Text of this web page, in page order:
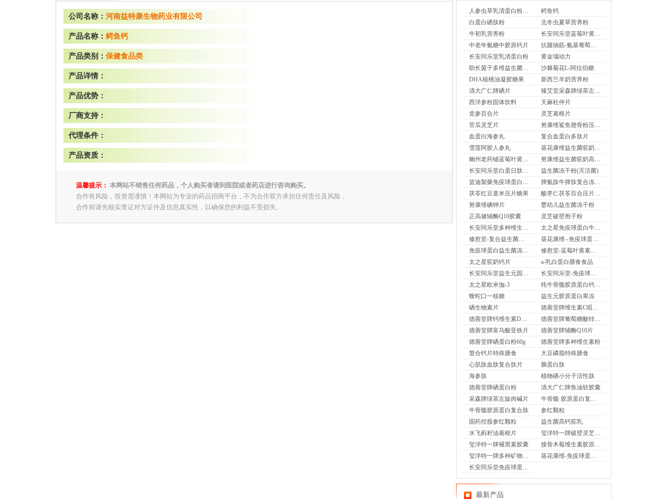
公司名称： 河南益特康生物药业有限公司
产品名称： 鳄鱼钙
产品类别： 保健食品类
产品详情：
产品优势：
厂商支持：
代理条件：
产品资质：
温馨提示： 本网站不销售任何药品，个人购买者请到医院或者药店进行咨询购买。
合作有风险，投资需谨慎！本网站为专业的药品招商平台，不为合作双方承担任何责任及风险，
合作前请先核实查证对方证件及信息真实性，以确保您的利益不受损失。
人参虫草乳清蛋白粉免疫球蛋白
鳄鱼钙
白蛋白硒肽粉
北冬虫夏草营养粉
牛初乳营养粉
长安同乐堂蓝莓叶黄素酯片
中老年氨糖中胶原钙片
抗腿抽筋-氨基葡萄糖钙片
长安同乐堂乳清蛋白粉
黄金瑙动力
助长茵子多维益生菌驼奶高钙片
沙棘菊花L-阿拉伯糖
DHA核桃油凝胶糖果
新西兰羊奶营养粉
清大广仁牌硒片
臻艾堂采森牌绿茶左旋肉碱片
西洋参粉固体饮料
天麻杜仲片
党参百合片
灵芝葛根片
苦瓜灵芝片
努康维鲨鱼翅骨粉压片糖果
血蛋白海参丸
复合血蛋白多肽片
雪莲阿胶人参丸
葵花康维益生菌驼奶高钙片
幽州老药铺蓝莓叶黄素酯压片糖果
努康维益生菌驼奶高钙片
长安同乐堂白蛋日肽特殊膳食食品
益生菌冻干粉(灭活菌)
篮迪製藥免疫球蛋白益生菌冻干粉
脾氨肽牛脾肽复合冻干粉片压片糖果
茯苓红豆薏米压片糖果
酸枣仁茯苓百合压片糖果
努康维碘钾片
婴幼儿益生菌冻干粉
正高健辅酶Q10胶囊
灵芝破壁孢子粉
长安同乐堂多种维生素矿物质颗粒
太之星免疫球蛋白牛初乳益生菌冻干粉
修愈堂-复合益生菌冻干粉
葵花康维--免疫球蛋白益生菌冻干粉
免疫球蛋白益生菌冻干粉升级版
修愈堂-蓝莓叶黄素酯片
太之星驼奶钙片
a-乳白蛋白膳食食品
长安同乐堂益生元固体饮料
长安同乐堂-免疫球蛋白益生菌冻干粉
太之星欧米伽-3
牦牛骨髓胶原蛋白钙压片糖果
蝮蛇口一核糖
益生元胶原蛋白果冻
硒生物素片
德善堂牌维生素C咀嚼片
德善堂牌钙维生素D咀嚼片
德善堂牌葡萄糖酸锌咀嚼片
德善堂牌富马酸亚铁片
德善堂牌辅酶Q10片
德善堂牌硒蛋白粉60g
德善堂牌多种维生素粉
螯合钙片特殊膳食
大豆磷脂特殊膳食
心肌肽血肽复合肽片
脑蛋白肽
海参肽
植物硒小分子活性肽
德善堂牌硒蛋白粉
清大广仁牌鱼油软胶囊
采森牌绿茶左旋肉碱片
牛骨髓·胶原蛋白复合肽
牛骨髓胶原蛋白复合肽
参红颗粒
国药控股参红颗粒
益生菌高钙驼乳
水飞蓟籽油葛根片
玺洋特一牌破壁灵芝孢子粉
玺洋特一牌褪黑素胶囊
接骨木莓维生素胶原蛋白肽片
玺洋特一牌多种矿物质片
葵花康维-免疫球蛋白益生菌冻干粉
长安同乐堂免疫球蛋白益生菌冻干粉
最新产品